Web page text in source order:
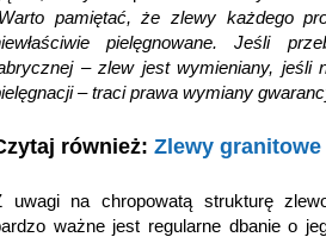
pamiętać, że zlewy każdego
pielęgnowane. Jeśli
– zlew jest wymieniany, jeśli
– traci prawa wymiany
również: Zlewy granitowe
uwagi na chropowatą strukturę
ważne jest regularne dbanie o